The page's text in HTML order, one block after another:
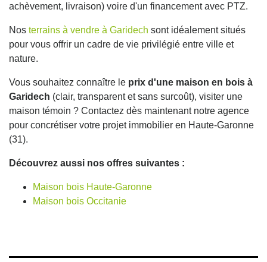
achèvement, livraison) voire d'un financement avec PTZ.
Nos terrains à vendre à Garidech sont idéalement situés
pour vous offrir un cadre de vie privilégié entre ville et
nature.
Vous souhaitez connaître le prix d'une maison en bois à
Garidech (clair, transparent et sans surcoût), visiter une
maison témoin ? Contactez dès maintenant notre agence
pour concrétiser votre projet immobilier en Haute-Garonne
(31).
Découvrez aussi nos offres suivantes :
Maison bois Haute-Garonne
Maison bois Occitanie